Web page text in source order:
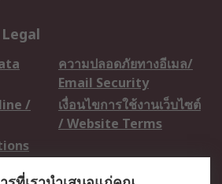
ความปลอดภัยทางอีเมล/
Email Security
/
เงื่อนไขการใช้งานเว็บไซต์
/ Website Terms